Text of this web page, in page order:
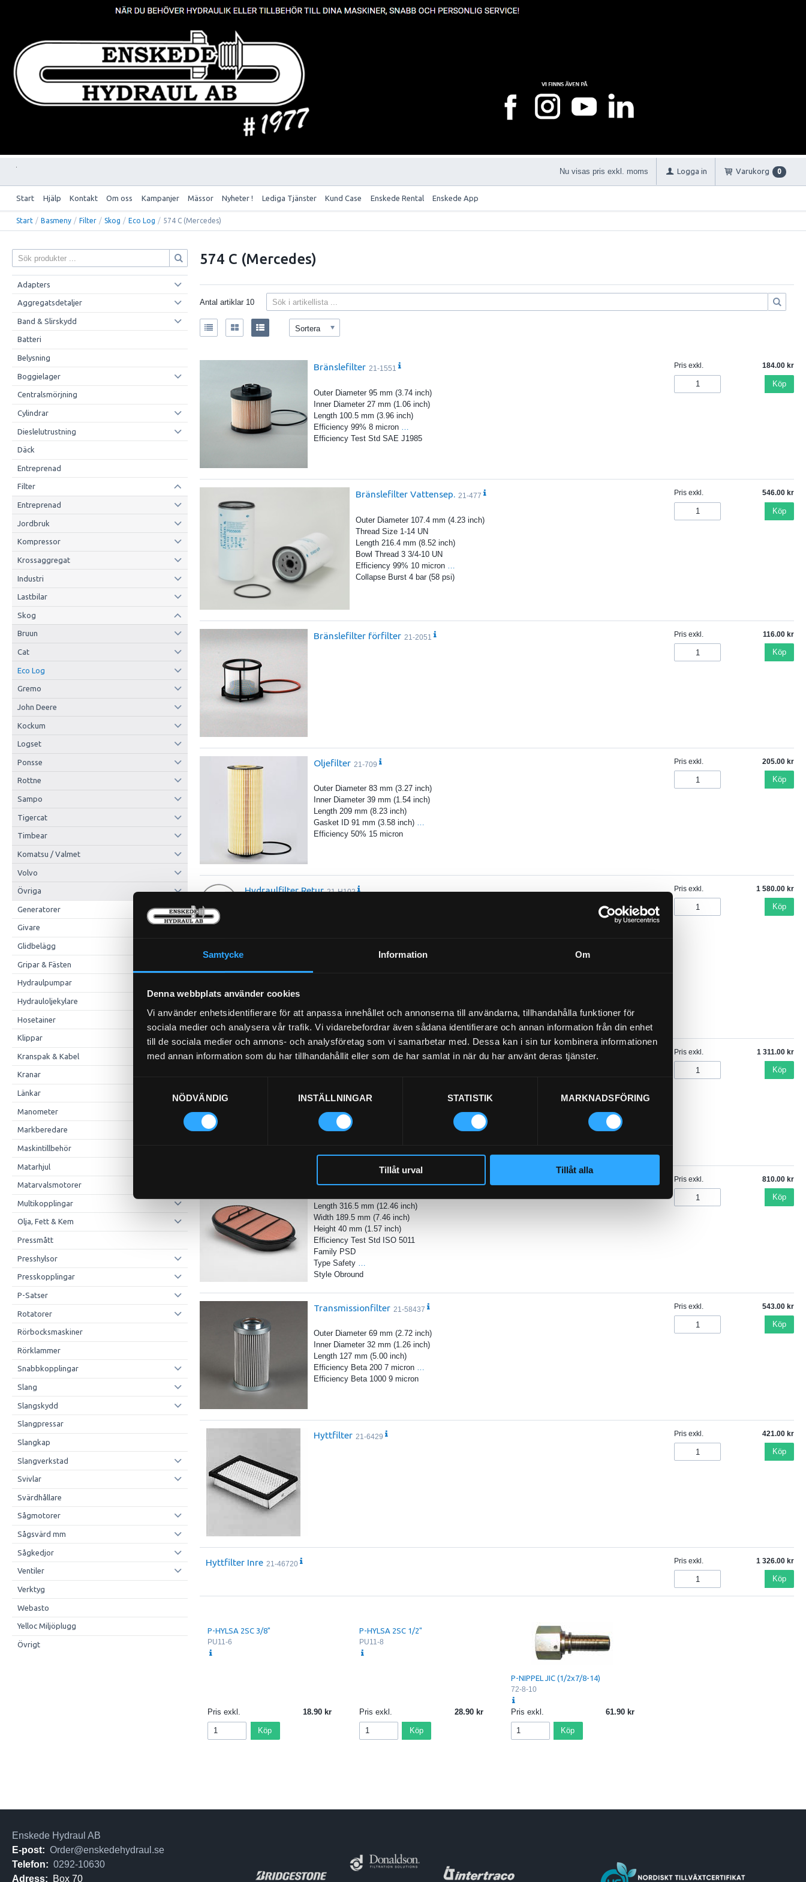
Samtycke Information Om
Denna webbplats använder cookies
Vi använder enhetsidentifierare för att anpassa innehållet och annonserna till användarna, tillhandahålla funktioner för
sociala medier och analysera vår trafik. Vi vidarebefordrar även sådana identifierare och annan information från din enhet
till de sociala medier och annons- och analysföretag som vi samarbetar med. Dessa kan i sin tur kombinera informationen
med annan information som du har tillhandahållit eller som de har samlat in när du har använt deras tjänster.
NÖDVÄNDIG
INSTÄLLNINGAR STATISTIK MARKNADSFÖRING
Tillåt urval Tillåt alla
Nu visas pris exkl. moms Logga in Varukorg 0
Start Hjälp Kontakt Om oss Kampanjer Mässor Nyheter ! Lediga Tjänster Kund Case Enskede Rental Enskede App
Start / Basmeny / Filter / Skog / Eco Log / 574 C (Mercedes)
Adapters
Aggregatsdetaljer
Band & Slirskydd
Batteri
Belysning
Boggielager
Centralsmörjning
Cylindrar
Dieslelutrustning
Däck
Entreprenad
Filter
Entreprenad
Jordbruk
Kompressor
Krossaggregat
Industri
Lastbilar
Skog
Bruun
Cat
Eco Log
Gremo
John Deere
Kockum
Logset
Ponsse
Rottne
Sampo
Tigercat
Timbear
Komatsu / Valmet
Volvo
Övriga
Generatorer
Givare
Glidbelägg
Gripar & Fästen
Hydraulpumpar
Hydrauloljekylare
Hosetainer
Klippar
Kranspak & Kabel
Kranar
Länkar
Manometer
Markberedare
Maskintillbehör
Matarhjul
Matarvalsmotorer
Multikopplingar
Olja, Fett & Kem
Pressmått
Presshylsor
Presskopplingar
P-Satser
Rotatorer
Rörbocksmaskiner
Rörklammer
Snabbkopplingar
Slang
Slangskydd
Slangpressar
Slangkap
Slangverkstad
Svivlar
Svärdhållare
Sågmotorer
Sågsvärd mm
Sågkedjor
Ventiler
Verktyg
Webasto
Yelloc Miljöplugg
Övrigt
574 C (Mercedes)
Antal artiklar 10
Sortera
Bränslefilter 21-1551
Outer Diameter 95 mm (3.74 inch)
Inner Diameter 27 mm (1.06 inch)
Length 100.5 mm (3.96 inch)
Efficiency 99% 8 micron
Efficiency Test Std SAE J1985
Pris exkl. 184.00
Köp
Bränslefilter Vattensep. 21-477
Outer Diameter 107.4 mm (4.23 inch)
Thread Size 1-14 UN
Length 216.4 mm (8.52 inch)
Bowl Thread 3 3/4-10 UN
Efficiency 99% 10 micron
Collapse Burst 4 bar (58 psi)
Pris exkl. 546.00
Köp
Bränslefilter förfilter 21-2051 Pris exkl. 116.00
Köp
Oljefilter 21-709
Outer Diameter 83 mm (3.27 inch)
Inner Diameter 39 mm (1.54 inch)
Length 209 mm (8.23 inch)
Gasket ID 91 mm (3.58 inch) …
Efficiency 50% 15 micron
Pris exkl. 205.00
Köp
Hydraulfilter Retur 21-H102 Pris exkl. 1 580.00
Köp
Luftfilter Powercore Primär 21-8666
Height 186.6 mm (7.35 inch)
Efficiency Up to 99.95%
Efficiency Test Std ISO 5011
Pris exkl. 1 311.00
Köp
Luftfilter Powercore Säkerhet
Length 316.5 mm (12.46 inch)
Width 189.5 mm (7.46 inch)
Height 40 mm (1.57 inch)
Efficiency Test Std ISO 5011
Family PSD
Type Safety …
Style Obround
Pris exkl. 810.00
Köp
Transmissionfilter 21-58437
Outer Diameter 69 mm (2.72 inch)
Inner Diameter 32 mm (1.26 inch)
Length 127 mm (5.00 inch)
Efficiency Beta 200 7 micron …
Efficiency Beta 1000 9 micron
Pris exkl. 543.00
Köp
Hyttfilter 21-6429 Pris exkl. 421.00
Köp
Hyttfilter Inre 21-46720 Pris exkl. 1 326.00
Köp
P-HYLSA 2SC 3/8"
PU11-6
Pris exkl. 18.90
Köp
P-HYLSA 2SC 1/2"
PU11-8
Pris exkl. 28.90
Köp
P-NIPPEL JIC (1/2x7/8-14)
72-8-10
Pris exkl. 61.90
Köp
Enskede Hydraul AB
E-post: Order@enskedehydraul.se
Telefon: 0292-10630
Adress:
Box 70